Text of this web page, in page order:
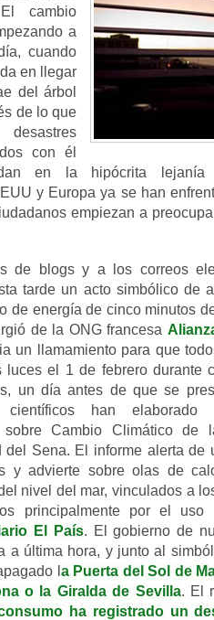
cambio
a
cuando
en llegar
del árbol
de lo que
con él
en la hipócrita lejanía
y Europa ya se han
empiezan a
de blogs y a los correos
tarde un acto simbólico de
de energía de cinco minutos
de la ONG francesa
un llamamiento para que
luces el 1 de febrero durante
un día antes de que se
han
sobre Cambio Climático
del Sena. El informe alerta de
y advierte sobre olas de
nivel del mar, vinculados a
principalmente por el uso
El País. El gobierno de
a última hora, y junto al
l a Puerta del Sol de
o la Giralda de Sevilla. El
ha registrado un